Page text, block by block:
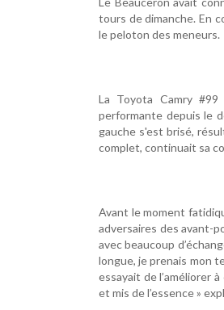
tours de dimanche. En
le peloton des meneurs.
La Toyota Camry #99
performante depuis le
gauche s'est brisé,
complet, continuait sa
Avant le moment
adversaires des avant-
avec beaucoup
longue, je prenais mon
essayait de l’améliorer
et mis de l’essence »